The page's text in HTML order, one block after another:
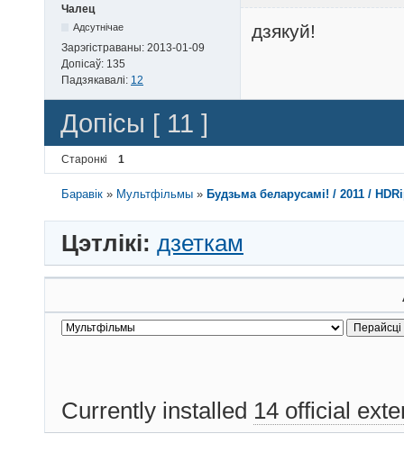
Чалец
Адсутнічае
Зарэгістраваны: 2013-01-09
Допісаў: 135
Падзякавалі: 12
дзякуй!
Допісы [ 11 ]
Старонкі 1
Баравік » Мультфільмы » Будзьма беларусамі! / 2011 /
Цэтлікі: дзеткам
Currently installed 14 official